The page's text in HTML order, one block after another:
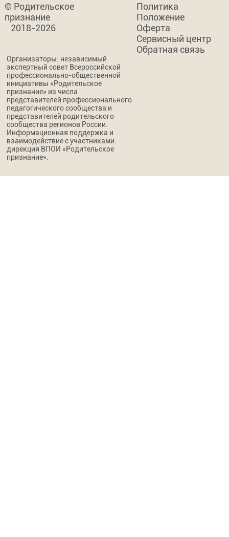
© Родительское
признание
2018-2026
Политика
Положение
Оферта
Сервисный центр
Обратная связь
Организаторы: независимый
экспертный совет Всероссийской
профессионально-общественной
инициативы «Родительское
признание» из числа
представителей профессионального
педагогического сообщества и
представителей родительского
сообщества регионов России.
Информационная поддержка и
взаимодействие с участниками:
дирекция ВПОИ «Родительское
признание».